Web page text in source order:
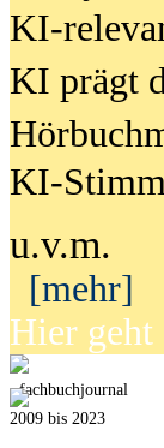
KI-
KI prägt
KI-
u.v.m.
[mehr]
Hier geht
fachbuchjournal
2009 bis 2023